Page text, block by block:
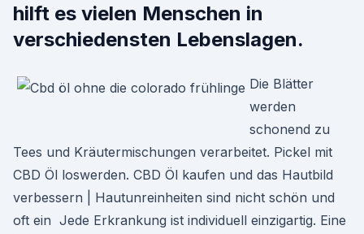
hilft es vielen Menschen in
verschiedensten Lebenslagen.
Die Blätter
werden
schonend zu
Tees und Kräutermischungen verarbeitet. Pickel mit
CBD Öl loswerden. CBD Öl kaufen und das Hautbild
verbessern | Hautunreinheiten sind nicht schön und
oft ein Jede Erkrankung ist individuell einzigartig. Eine